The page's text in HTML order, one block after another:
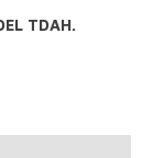
TDAH.